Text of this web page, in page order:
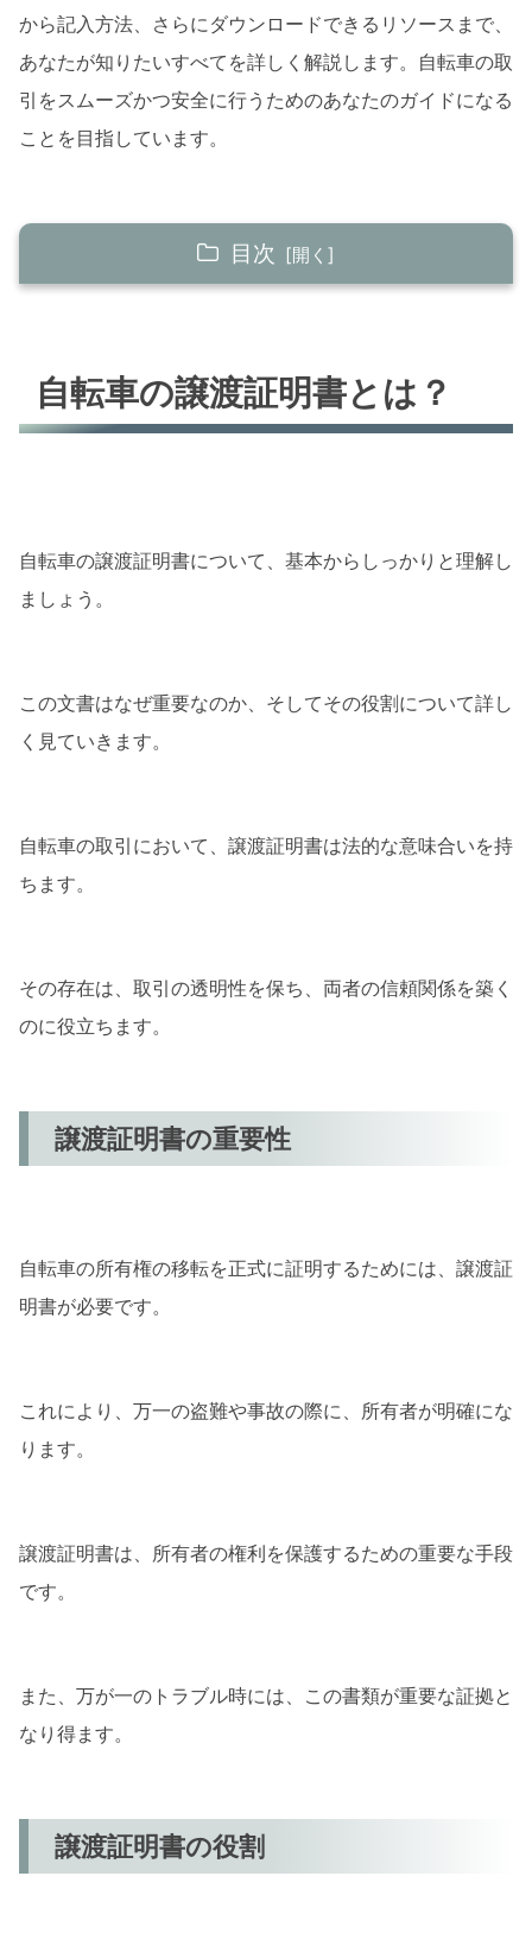
から記入方法、さらにダウンロードできるリソースまで、
あなたが知りたいすべてを詳しく解説します。自転車の取
引をスムーズかつ安全に行うためのあなたのガイドになる
ことを目指しています。
目次
譲渡証明書の役割
譲渡証明書の正しい書き方
ダウンロード可能な譲渡証明書テンプレート
まとめ
自転車の譲渡証明書とは？
自転車の譲渡証明書について、基本からしっかりと理解し
ましょう。
この文書はなぜ重要なのか、そしてその役割について詳し
く見ていきます。
自転車の取引において、譲渡証明書は法的な意味合いを持
ちます。
その存在は、取引の透明性を保ち、両者の信頼関係を築く
のに役立ちます。
譲渡証明書の重要性
自転車の所有権の移転を正式に証明するためには、譲渡証
明書が必要です。
これにより、万一の盗難や事故の際に、所有者が明確にな
ります。
譲渡証明書は、所有者の権利を保護するための重要な手段
です。
また、万が一のトラブル時には、この書類が重要な証拠と
なり得ます。
譲渡証明書の役割